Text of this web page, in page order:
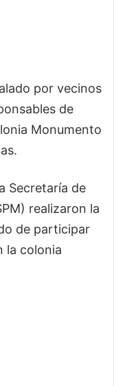
por vecinos
de
Monumento
Secretaría de
realizaron la
de participar
la colonia